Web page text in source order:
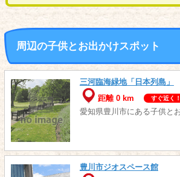
周辺の子供とお出かけスポット
三河臨海緑地「日本列島」
距離 0 km
すぐ近く！
愛知県豊川市にある子供と
豊川市ジオスペース館